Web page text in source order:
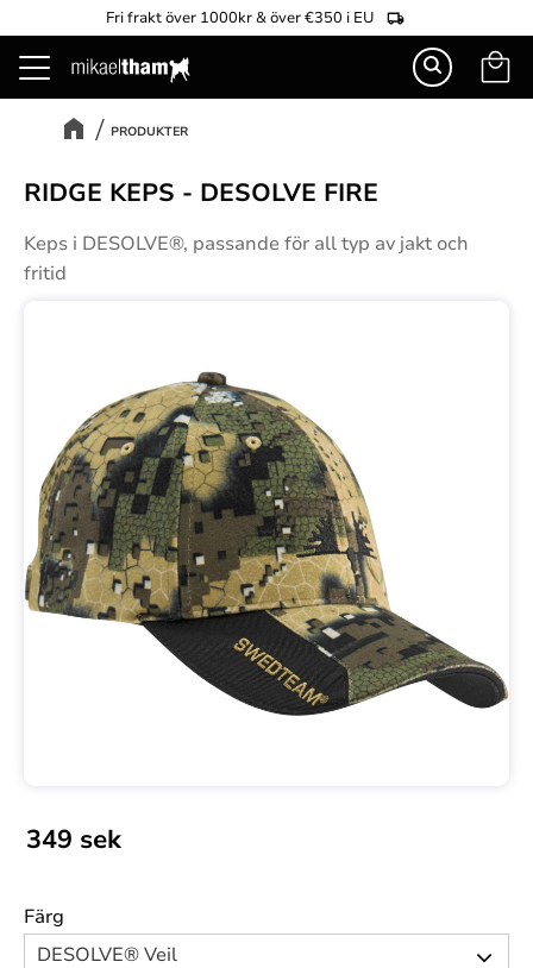
Meny
Fri frakt över 1000kr & över €350 i EU
PRODUKTER
RIDGE KEPS - DESOLVE FIRE
Keps i DESOLVE®, passande för all typ av jakt och
fritid
349 sek
Färg